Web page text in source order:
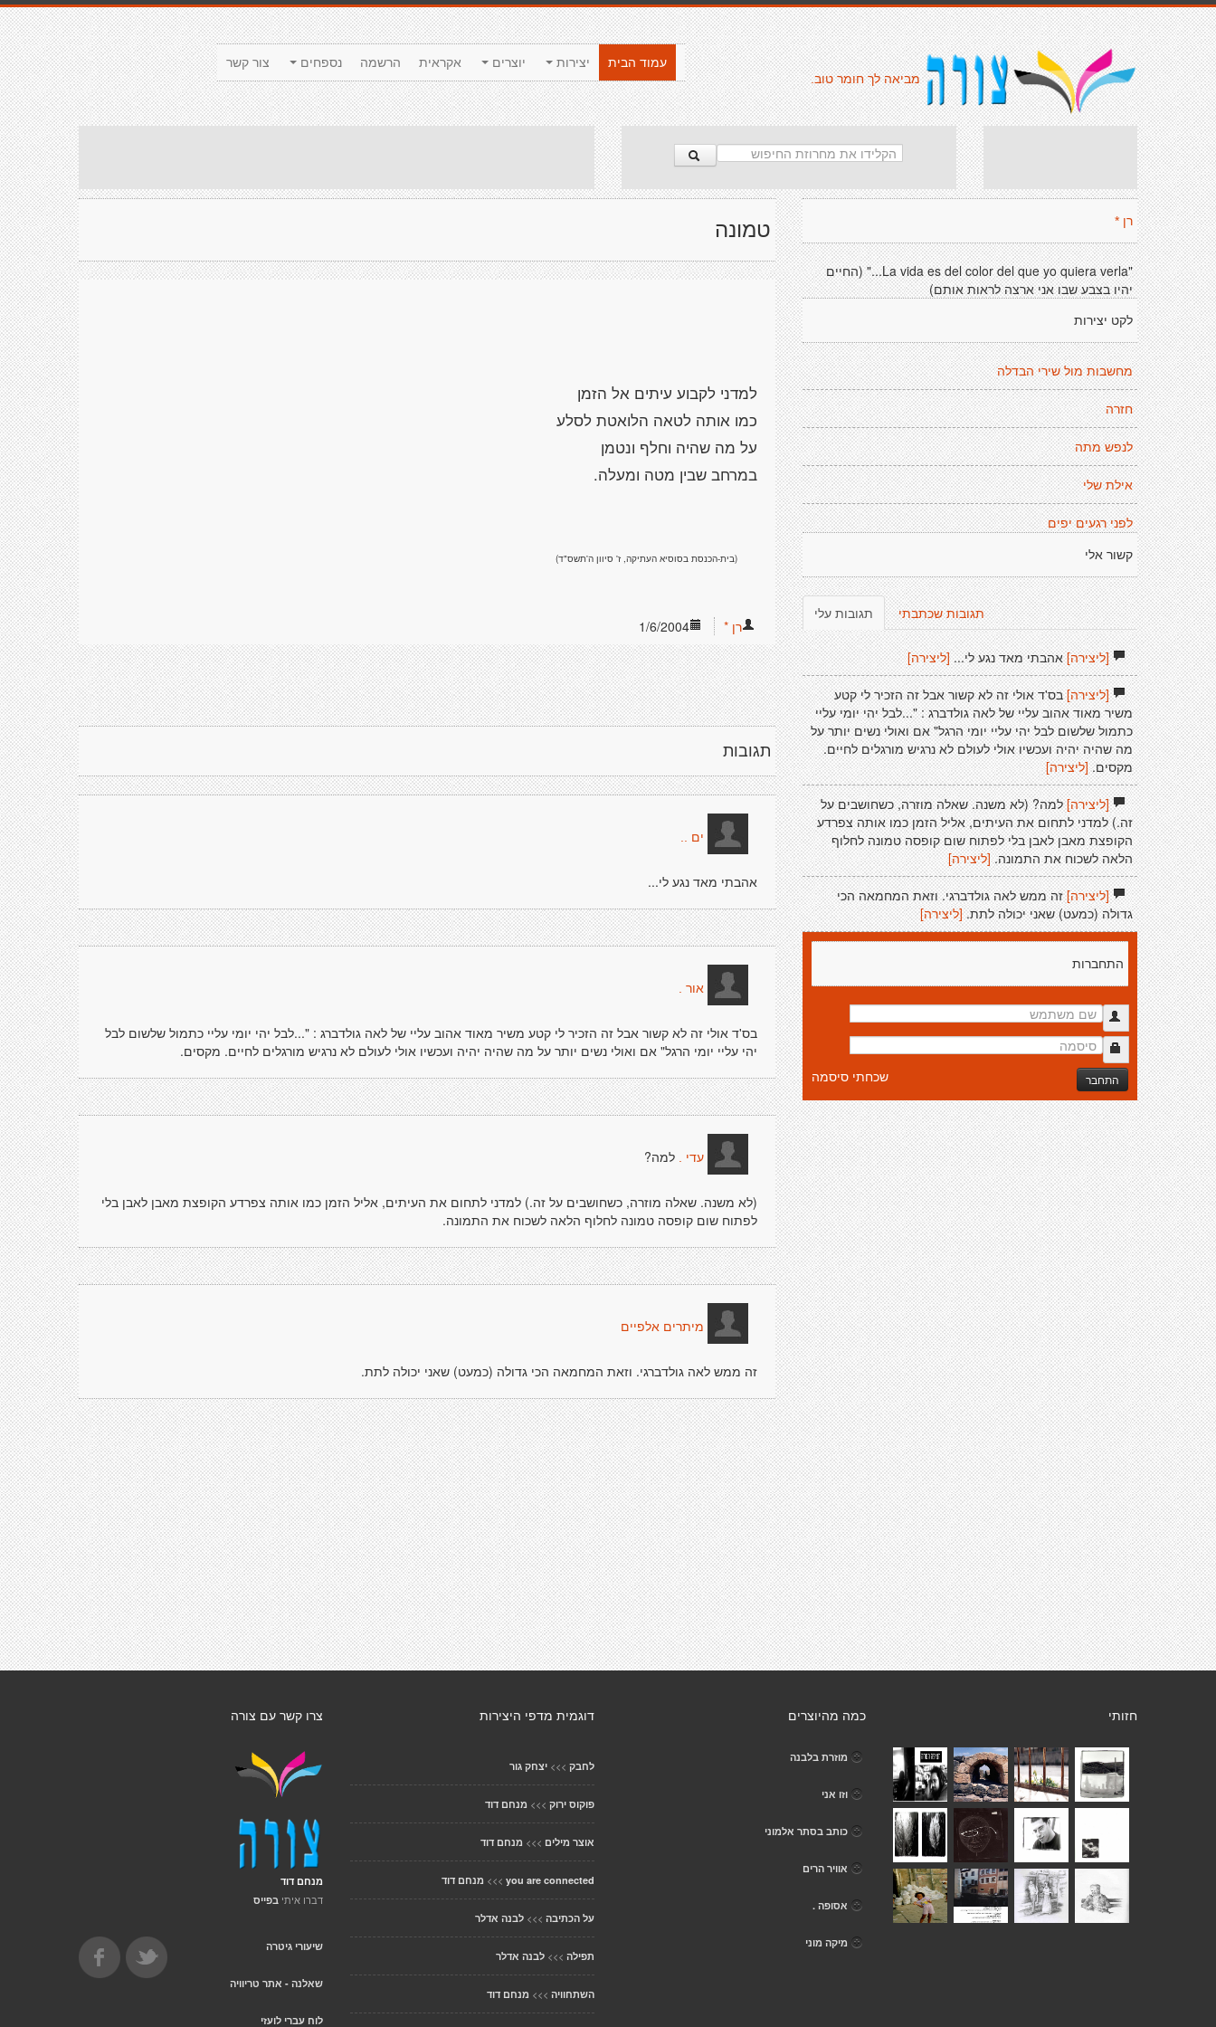
צור קשר נספחים הרשמה אקראית יוצרים יצירות
עמוד הבית
מביאה לך חומר טוב.
טמונה
(בית-הכנסת בסוסיא העתיקה, ז' סיוון ה'תשס"ד)
1/6/2004 רן *
תגובות
ים ..
אהבתי מאד נגע לי...
אור .
בס'ד אולי זה לא קשור אבל זה הזכיר לי קטע משיר מאוד אהוב עליי של לאה גולדברג : "...לבל יהי יומי עליי כתמול שלשום לבל
יהי עליי יומי הרגל" אם ואולי נשים יותר על מה שהיה יהיה ועכשיו אולי לעולם לא נרגיש מורגלים לחיים. מקסים.
עדי . למה?
(לא משנה. שאלה מוזרה, כשחושבים על זה.) למדני לתחום את העיתים, אליל הזמן כמו אותה צפרדע הקופצת מאבן לאבן בלי
לפתוח שום קופסה טמונה לחלוף הלאה לשכוח את התמונה.
מיתרים אלפיים
זה ממש לאה גולדברגי. וזאת המחמאה הכי גדולה (כמעט) שאני יכולה לתת.
רן *
"La vida es del color del que yo quiera verla..." (החיים
יהיו בצבע שבו אני ארצה לראות אותם)
לקט יצירות
מחשבות מול שירי הבדלה
חזרה
לנפש מתה
אילת שלי
לפני רגעים יפים
קשור אלי
תגובות עלי תגובות שכתבתי
[ליצירה]אהבתי מאד נגע לי... [ליצירה]
[ליצירה]בס'ד אולי זה לא קשור אבל זה הזכיר לי קטע
משיר מאוד אהוב עליי של לאה גולדברג : "...לבל יהי יומי עליי
כתמול שלשום לבל יהי עליי יומי הרגל" אם ואולי נשים יותר על
מה שהיה יהיה ועכשיו אולי לעולם לא נרגיש מורגלים לחיים.
מקסים. [ליצירה]
[ליצירה]למה? (לא משנה. שאלה מוזרה, כשחושבים על
זה.) למדני לתחום את העיתים, אליל הזמן כמו אותה צפרדע
הקופצת מאבן לאבן בלי לפתוח שום קופסה טמונה לחלוף
הלאה לשכוח את התמונה. [ליצירה]
[ליצירה]זה ממש לאה גולדברגי. וזאת המחמאה הכי
גדולה (כמעט) שאני יכולה לתת. [ליצירה]
התחברות
התחבר שכחתי סיסמה
צרו קשר עם צורה
מנחם דוד
דברו איתי בפייס
שיעורי גיטרה
שאלנה - אתר טריוויה
לוח עברי לועזי
דוגמית מדפי היצירות
לחבק >>> יצחק גור
פוקוס ירוק >>> מנחם דוד
אוצר מילים >>> מנחם דוד
you are connected
>>> מנחם דוד
על הכתיבה >>> לבנה אדלר
תפילה >>> לבנה אדלר
השתחוויה >>> מנחם דוד
כמה מהיוצרים
מוזרת בלבנה
וזו אני
כותב בסתר אלמוני
אוויר הרים
אסופה .
מיקה מוני
חזותי